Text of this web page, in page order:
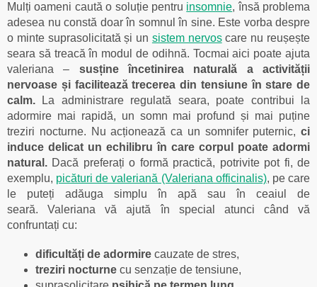
Mulți oameni caută o soluție pentru insomnie, însă problema
adesea nu constă doar în somnul în sine. Este vorba despre
o minte suprasolicitată și un sistem nervoscare nu reușește
seara să treacă în modul de odihnă. Tocmai aici poate ajuta
valeriana – susține încetinirea naturală a activității
nervoase și facilitează trecerea din tensiune în stare de
calm. La administrare regulată seara, poate contribui la
adormire mai rapidă, un somn mai profund și mai puține
treziri nocturne. Nu acționează ca un somnifer puternic, ci
induce delicat un echilibru în care corpul poate adormi
natural. Dacă preferați o formă practică, potrivite pot fi, de
exemplu, picături de valeriană (Valeriana officinalis), pe care
le puteți adăuga simplu în apă sau în ceaiul de
seară.Valeriana vă ajută în special atunci când vă
confruntați cu:
dificultăți de adormire cauzate de stres,
treziri nocturne cu senzație de tensiune,